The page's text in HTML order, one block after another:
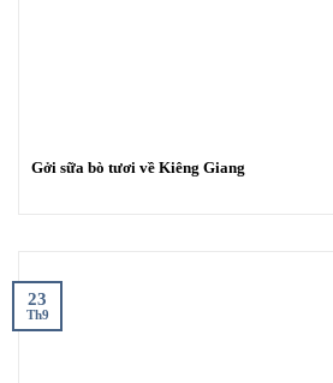
Gởi sữa bò tươi về Kiêng Giang
23
Th9